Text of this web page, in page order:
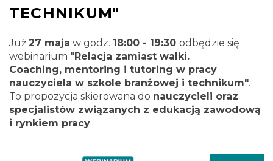
TECHNIKUM"
Już 27 maja w godz. 18:00 - 19:30 odbędzie się
webinarium "Relacja zamiast walki.
Coaching, mentoring i tutoring w pracy
nauczyciela w szkole branżowej i technikum".
To propozycja skierowana do nauczycieli oraz
specjalistów związanych z edukacją zawodową
i rynkiem pracy.